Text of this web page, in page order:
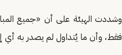
وشددت الهيئة على أن «جميع
فقط، وأن ما يُتداول لم يصدر به